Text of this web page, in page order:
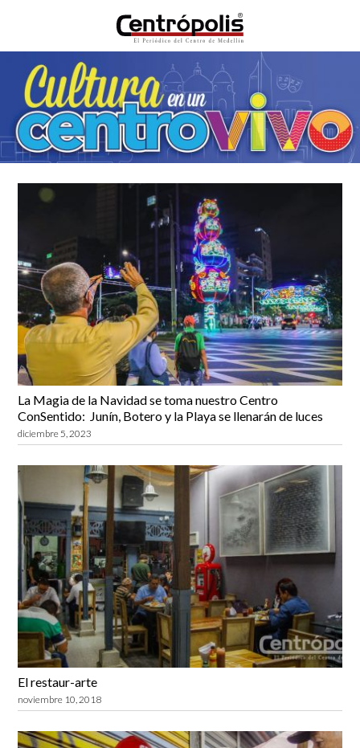
La Magia de la Navidad se toma nuestro Centro
ConSentido: Junín, Botero y la Playa se llenarán de luces
diciembre 5, 2023
El restaur-arte
noviembre 10, 2018